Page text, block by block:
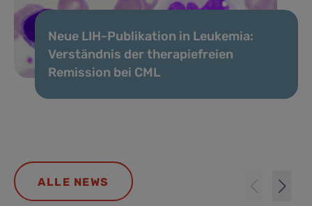
Neue LIH-Publikation in Leukemia:
Verständnis der therapiefreien
Remission bei CML
ALLE NEWS